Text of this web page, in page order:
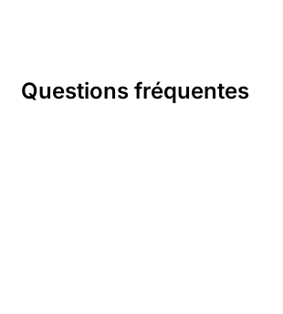
Questions fréquentes